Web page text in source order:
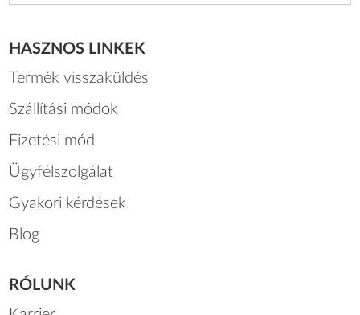
HASZNOS LINKEK
Termék visszaküldés
Szállítási módok
Fizetési mód
Ügyfélszolgálat
Gyakori kérdések
Blog
RÓLUNK